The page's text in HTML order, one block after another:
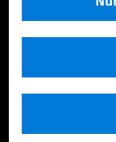
*** Angaben zum
wurden intern nach
Typgenehmigung